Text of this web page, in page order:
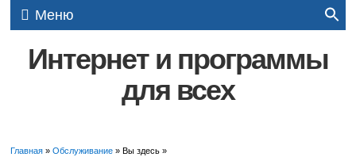
Меню
Интернет и программы
для всех
Главная »Обслуживание » Вы здесь »